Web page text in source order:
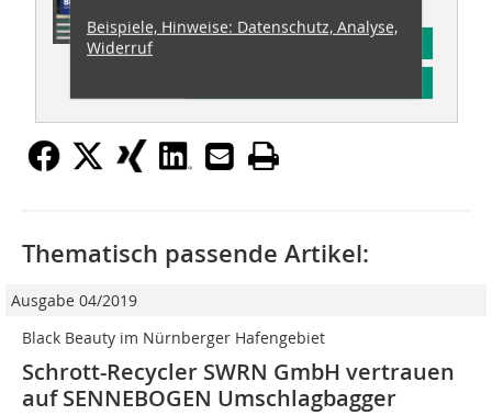
Beispiele, Hinweise: Datenschutz, Analyse,
Widerruf
Thematisch passende Artikel:
Ausgabe 04/2019
Black Beauty im Nürnberger Hafengebiet
Schrott-Recycler SWRN GmbH vertrauen
auf SENNEBOGEN Umschlagbagger